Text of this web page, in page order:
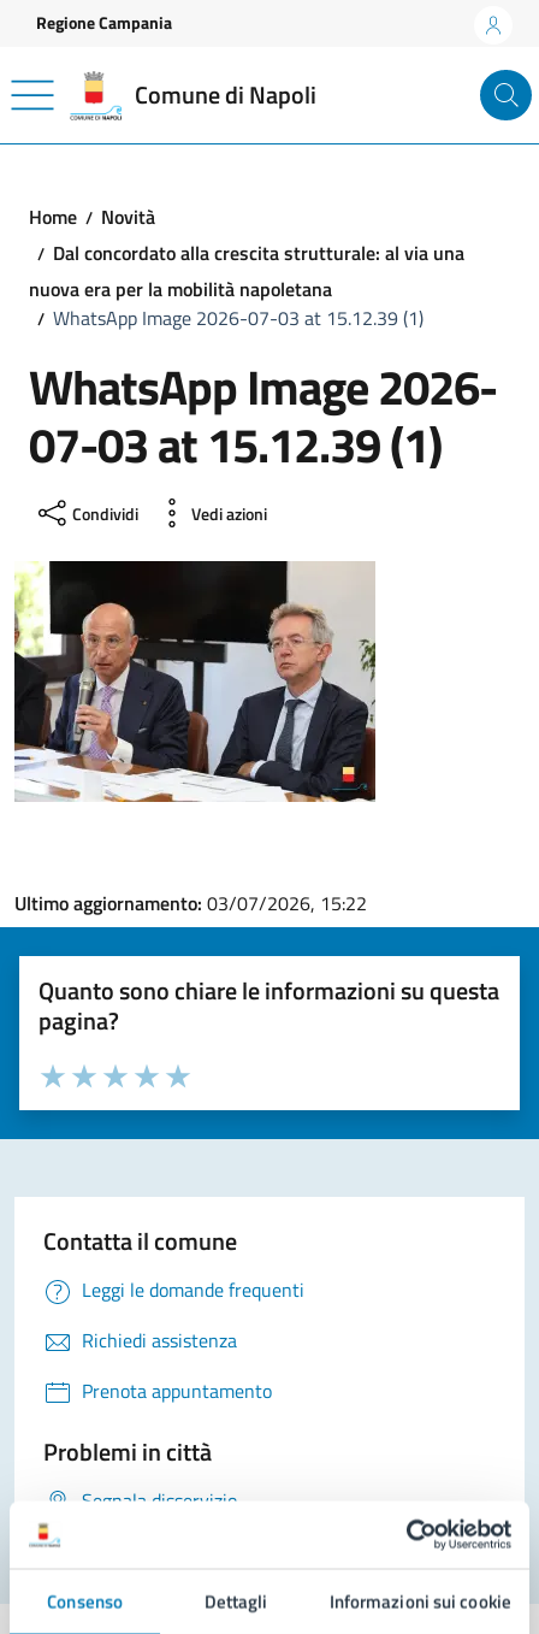
Consenso Dettagli Informazioni sui cookie
Vai ai contenuti
Vai al footer
Regione Campania
Comune di Napoli
Home
Novità
Dal concordato alla crescita strutturale: al via una
nuova era per la mobilità napoletana
WhatsApp Image 2026-07-03 at 15.12.39 (1)
WhatsApp Image 2026-
07-03 at 15.12.39 (1)
Condividi Vedi azioni
Ultimo aggiornamento: 03/07/2026, 15:22
Quanto sono chiare le informazioni su questa
pagina?
Valuta la chiarezza delle informazioni (da 1 a 5 stelle)
Seleziona il numero di stelle per valutare la chiarezza delle
Valuta 5 stelle su 5
Valuta 4 stelle su 5
Valuta 3 stelle su 5
Valuta 2 stelle su 5
Valuta 1 stelle su 5
Contatta il comune
Leggi le domande frequenti
Richiedi assistenza
Prenota appuntamento
Problemi in città
Segnala disservizio